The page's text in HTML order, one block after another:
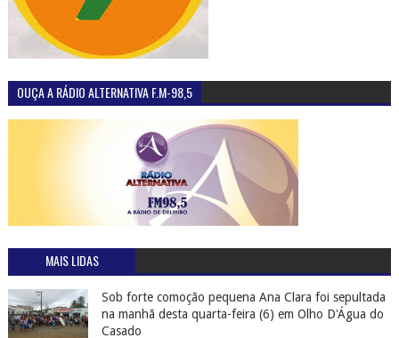
OUÇA A RÁDIO ALTERNATIVA F.M-98,5
MAIS LIDAS
Sob forte comoção pequena Ana Clara foi sepultada
na manhã desta quarta-feira (6) em Olho D'Água do
Casado